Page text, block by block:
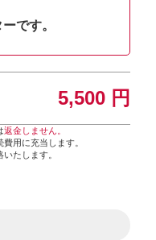
です。
5,500 円
返金しません。
用に充当します。
たします。